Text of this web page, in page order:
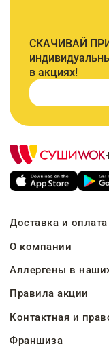
СКАЧИВАЙ
в акциях!
Доставка и оплата
О компании
Аллергены в
Правила акции
Контактная и
Франшиза